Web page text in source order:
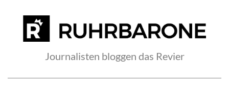
Journalisten bloggen das Revier